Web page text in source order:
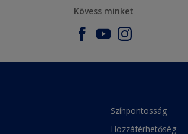
Kövess minket
Színpontosság
Hozzáférhetőség